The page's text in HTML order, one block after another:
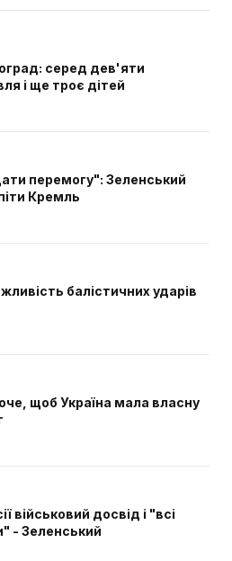
серед дев'яти
і ще троє дітей
перемогу": Зеленський
Кремль
балістичних ударів
щоб Україна мала власну
військовий досвід і "всі
- Зеленський